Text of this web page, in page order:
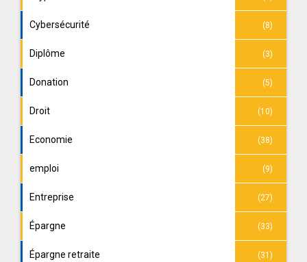
Cybersécurité (8)
Diplôme (3)
Donation (5)
Droit (10)
Economie (38)
emploi (9)
Entreprise (27)
Épargne (33)
Épargne retraite (31)